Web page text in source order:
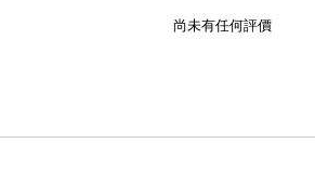
尚未有任何評價